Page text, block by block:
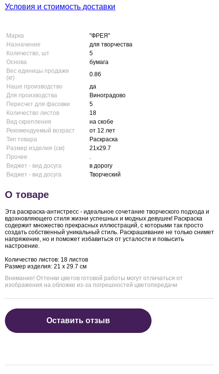
Условия и стоимость доставки
Марка
"ФРЕЯ"
Назначение
для творчества
Количество, шт
5
Основа
бумага
Вес единицы продажи
(кг)
0.86
Наше производство
да
Для производства
Виноградово
Пересчет для фасовки
5
Количество листов
18
Вид скрепления
на скобе
Рекомендуемый возраст
от 12 лет
Тип товара
Раскраска
Размер изделия (см)
21x29.7
Прочее
.
Виджет - вид досуга
в дорогу
Виджет - вид досуга
Творческий
О товаре
Эта раскраска-антистресс - идеальное сочетание творческого подхода и
вдохновляющего стиля жизни успешных и модных девушек! Раскраска
содержит множество прекрасных иллюстраций, с которыми так просто
создать собственный уникальный стиль. Раскрашивание не только снимет
напряжение, но и поможет избавиться от усталости и повысить
настроение.
Количество листов: 18 листов
Размер изделия: 21 x 29.7 см
Внимание! Оттенки цветов готовой работы могут отличаться от
изображения на обложке из-за погрешностей цветопередачи
Оставить отзыв